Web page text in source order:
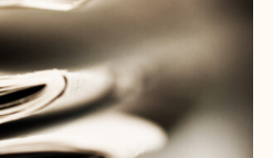
und
Gerichte
des